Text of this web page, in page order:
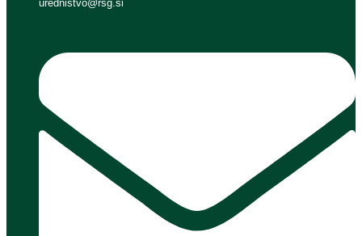
urednistvo@rsg.si